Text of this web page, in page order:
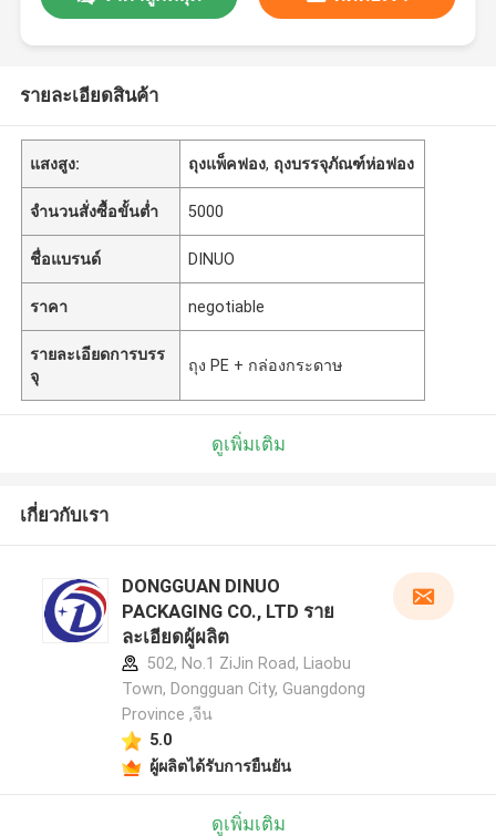
รายละเอียดสินค้า
แสงสูง: ถุงแพ็คฟอง, ถุงบรรจุภัณฑ์ห่อฟอง
จำนวนสั่งซื้อขั้นต่ำ 5000
ชื่อแบรนด์ DINUO
ราคา negotiable
รายละเอียดการบรร
จุ
ถุง PE + กล่องกระดาษ
ดูเพิ่มเติม
เกี่ยวกับเรา
DONGGUAN DINUO
PACKAGING CO., LTD ราย
ละเอียดผู้ผลิต
502, No.1 ZiJin Road, Liaobu
Town, Dongguan City, Guangdong
Province ,จีน
5.0
ผู้ผลิตได้รับการยืนยัน
ดูเพิ่มเติม